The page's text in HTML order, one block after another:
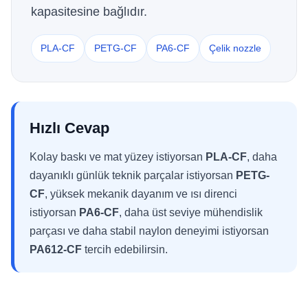
kapasitesine bağlıdır.
PLA-CF PETG-CF PA6-CF Çelik nozzle
Hızlı Cevap
Kolay baskı ve mat yüzey istiyorsan PLA-CF, daha
dayanıklı günlük teknik parçalar istiyorsan PETG-
CF, yüksek mekanik dayanım ve ısı direnci
istiyorsan PA6-CF, daha üst seviye mühendislik
parçası ve daha stabil naylon deneyimi istiyorsan
PA612-CF tercih edebilirsin.